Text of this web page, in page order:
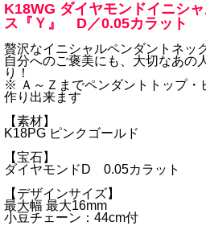
K18WG ダイヤモンドイニシ
ス『Ｙ』 D／0.05カラット
贅沢なイニシャルペンダントネッ
自分へのご褒美にも、大切なあの
り！
※ Ａ～Ｚまでペンダントトップ・
作り出来ます
【素材】
K18PG ピンクゴールド
【宝石】
ダイヤモンドD 0.05カラット
【デザインサイズ】
最大幅 最大16mm
小豆チェーン：44cm付